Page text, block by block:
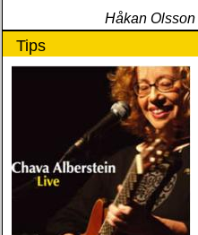
Håkan Olsson
Tips